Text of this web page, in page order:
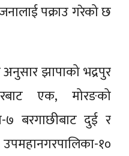
पक्राउ गरेको छ
अनुसार झापाको भद्रपुर
एक, मोरङको
७ बरगाछीबाट दुई र
१०